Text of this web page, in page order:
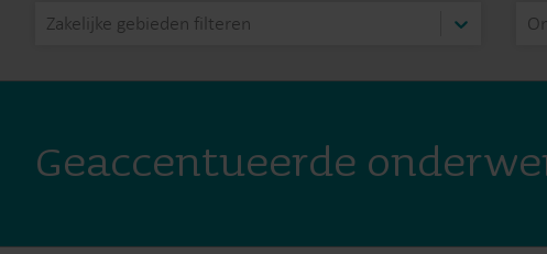
Zakelijke gebieden filteren
Geaccentueerde